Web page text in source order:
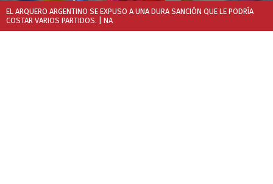
EL ARQUERO ARGENTINO SE EXPUSO A UNA DURA SANCIÓN QUE LE PODRÍA
COSTAR VARIOS PARTIDOS.
| NA